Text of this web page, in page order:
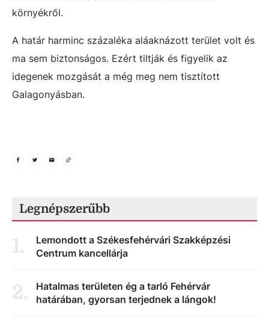
környékről.
A határ harminc százaléka aláaknázott terület volt és
ma sem biztonságos. Ezért tiltják és figyelik az
idegenek mozgását a még meg nem tisztított
Galagonyásban.
Legnépszerűbb
1.
Lemondott a Székesfehérvári Szakképzési
Centrum kancellárja
2.
Hatalmas területen ég a tarló Fehérvár
határában, gyorsan terjednek a lángok!